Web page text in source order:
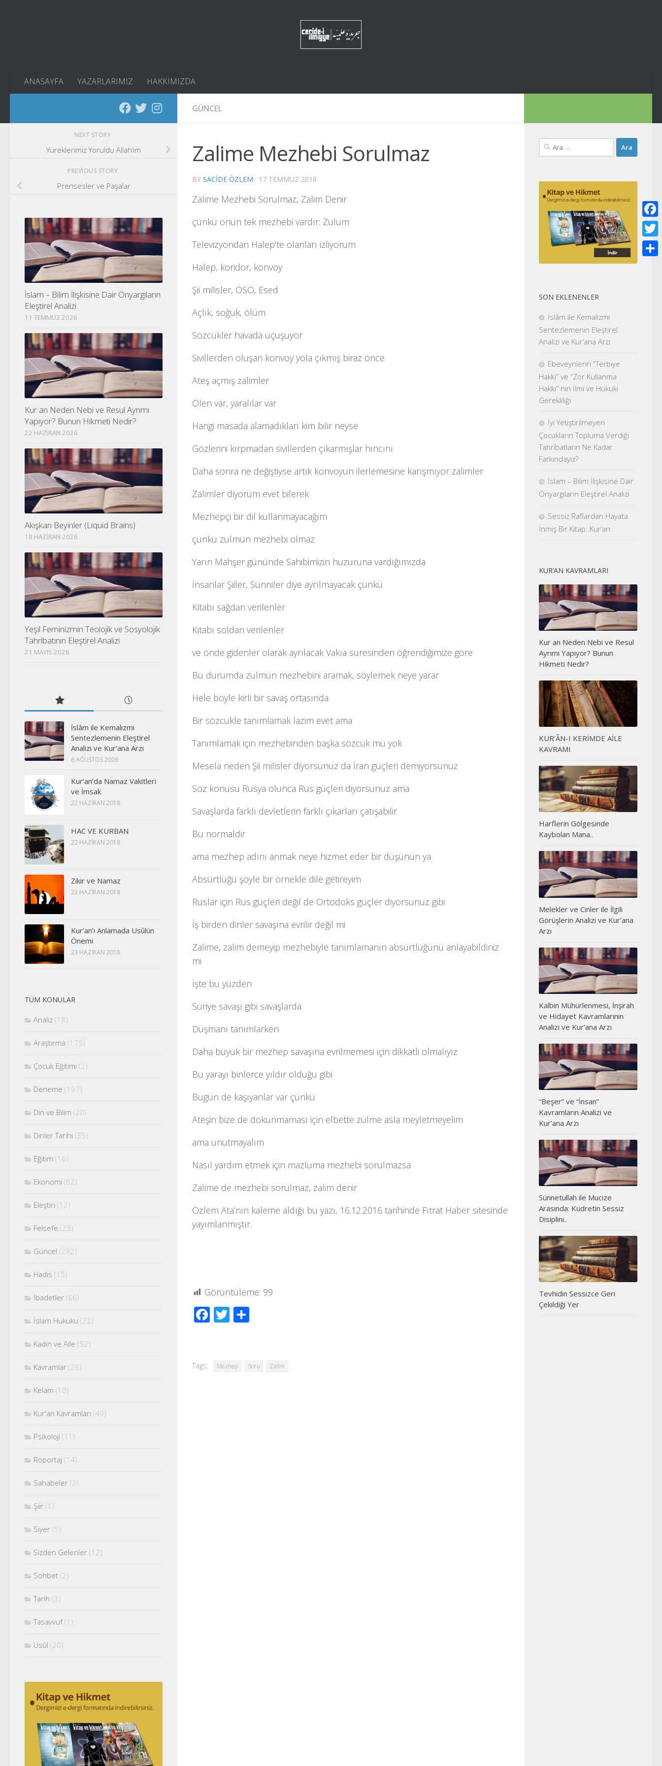
ANASAYFA YAZARLARIMIZ HAKKIMIZDA
GÜNCEL
Zalime Mezhebi Sorulmaz
BY SACIDE ÖZLEM · 17 TEMMUZ 2018
Zalime Mezhebi Sorulmaz, Zalim Denir
çünkü onun tek mezhebi vardır: Zulüm
Televizyondan Halep’te olanları izliyorum
Halep, koridor, konvoy
Şii milisler, ÖSO, Esed
Açlık, soğuk, ölüm
Sözcükler havada uçuşuyor
Sivillerden oluşan konvoy yola çıkmış biraz önce
Ateş açmış zalimler
Ölen var, yaralılar var
Hangi masada alamadıkları kim bilir neyse
Gözlerini kırpmadan sivillerden çıkarmışlar hıncını
Daha sonra ne değiştiyse artık konvoyun ilerlemesine karışmıyor zalimler
Zalimler diyorum evet bilerek
Mezhepçi bir dil kullanmayacağım
çünkü zulmün mezhebi olmaz
Yarın Mahşer gününde Sahibimizin huzuruna vardığımızda
İnsanlar Şiiler, Sünniler diye ayrılmayacak çünkü
Kitabı sağdan verilenler
Kitabı soldan verilenler
ve önde gidenler olarak ayrılacak Vakıa suresinden öğrendiğimize göre
Bu durumda zulmün mezhebini aramak, söylemek neye yarar
Hele böyle kirli bir savaş ortasında
Bir sözcükle tanımlamak lazim evet ama
Tanımlamak için mezhebinden başka sözcük mü yok
Mesela neden Şii milisler diyorsunuz da İran güçleri demiyorsunuz
Söz konusu Rusya olunca Rus güçleri diyorsunuz ama
Savaşlarda farklı devletlerin farklı çıkarları çatışabilir
Bu normaldir
ama mezhep adını anmak neye hizmet eder bir düşünün ya
Absürtlüğü şöyle bir örnekle dile getireyim
Ruslar için Rus güçleri değil de Ortodoks güçler diyorsunuz gibi
İş birden dinler savaşına evrilir değil mi
Zalime, zalim demeyip mezhebiyle tanımlamanın absürtlüğünü anlayabildiniz
mi
İşte bu yüzden
Suriye savaşı gibi savaşlarda
Düşmanı tanımlarken
Daha büyük bir mezhep savaşına evrilmemesi için dikkatli olmalıyız
Bu yarayı binlerce yıldır olduğu gibi
Bugün de kaşıyanlar var çünkü
Ateşin bize de dokunmaması için elbette zulme asla meyletmeyelim
ama unutmayalım
Nasıl yardım etmek için mazluma mezhebi sorulmazsa
Zalime de mezhebi sorulmaz, zalim denir
Özlem Ata’nın kaleme aldığı bu yazı, 16.12.2016 tarihinde Fıtrat Haber sitesinde
yayımlanmıştır.
Görüntüleme: 99
Facebook
Twitter
Tags: Mezhep Soru Zalim
NEXT STORY
Yüreklerimiz Yoruldu Allah’ım
PREVIOUS STORY
Prensesler ve Paşalar
İslam – Bilim İlişkisine Dair Önyargıların
Eleştirel Analizi
11 TEMMUZ 2026
Kur an Neden Nebi ve Resul Ayrımı
Yapıyor? Bunun Hikmeti Nedir?
22 HAZIRAN 2026
Akışkan Beyinler (Liquid Brains)
18 HAZIRAN 2026
Yeşil Feminizmin Teolojik ve Sosyolojik
Tahribatının Eleştirel Analizi
21 MAYIS 2026
İslâm ile Kemalizmi
Sentezlemenin Eleştirel
Analizi ve Kur’ana Arzı
6 AĞUSTOS 2026
Kur’an’da Namaz Vakitleri
ve İmsak
22 HAZIRAN 2018
HAC VE KURBAN
22 HAZIRAN 2018
Zikir ve Namaz
22 HAZIRAN 2018
Kur’an’ı Anlamada Usûlün
Önemi
23 HAZIRAN 2018
TÜM KONULAR
Analiz (18)
Araştırma (175)
Çocuk Eğitimi (2)
Deneme (197)
Din ve Bilim (20)
Dinler Tarihi (35)
Eğitim (16)
Ekonomi (62)
Eleştiri (12)
Felsefe (25)
Güncel (292)
Hadis (15)
İbadetler (66)
İslam Hukuku (22)
Kadın ve Aile (52)
Kavramlar (26)
Kelam (10)
Kur'an Kavramları (49)
Psikoloji (11)
Röportaj (14)
Sahabeler (2)
Şiir (1)
Siyer (5)
Sizden Gelenler (12)
Sohbet (2)
Tarih (3)
Tasavvuf(1)
Usûl (20)
Arama:
SON EKLENENLER
İslâm ile Kemalizmi
Sentezlemenin Eleştirel
Analizi ve Kur’ana Arzı
Ebeveynlerin “Terbiye
Hakkı” ve “Zor Kullanma
Hakkı” nın İlmi ve Hukuki
Gerekliliği
İyi Yetiştirilmeyen
Çocukların Topluma Verdiği
Tahribatların Ne Kadar
Farkındayız?
İslam – Bilim İlişkisine Dair
Önyargıların Eleştirel Analizi
Sessiz Raflardan Hayata
İnmiş Bir Kitap: Kur’an
KUR’AN KAVRAMLARI
Kur an Neden Nebi ve Resul
Ayrımı Yapıyor? Bunun
Hikmeti Nedir?
KUR’ÂN-I KERİMDE AİLE
KAVRAMI
Harflerin Gölgesinde
Kaybolan Mana..
Melekler ve Cinler ile İlgili
Görüşlerin Analizi ve Kur’ana
Arzı
Kalbin Mühürlenmesi, İnşirah
ve Hidayet Kavramlarının
Analizi ve Kur’ana Arzı
“Beşer” ve “İnsan”
Kavramların Analizi ve
Kur’ana Arzı
Sünnetullah ile Mucize
Arasında: Kudretin Sessiz
Disiplini..
Tevhidin Sessizce Geri
Çekildiği Yer